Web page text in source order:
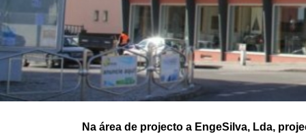
Na área de projecto a EngeSilva, Lda,